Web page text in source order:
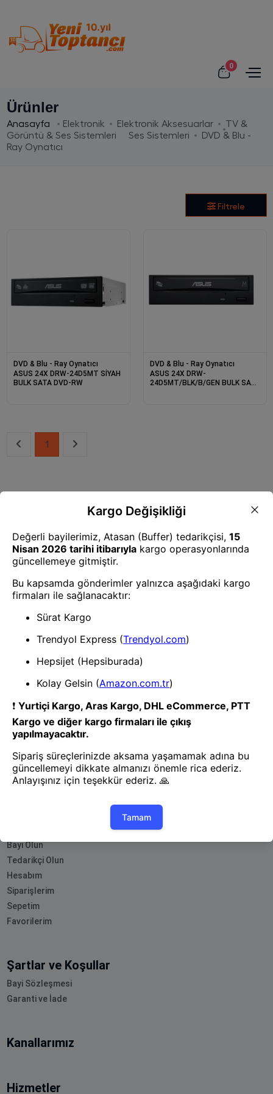
0
Ürünler
Anasayfa Elektronik Elektronik Aksesuarlar
TV &
Görüntü & Ses Sistemleri
Ses Sistemleri
DVD & Blu -
Ray Oynatıcı
Filtrele
DVD & Blu - Ray Oynatıcı
ASUS 24X DRW-24D5MT SİYAH
BULK SATA DVD-RW
DVD & Blu - Ray Oynatıcı
ASUS 24X DRW-
24D5MT/BLK/B/GEN BULK SATA
1
- Yenilik ve hızı keşfedin, işinizi
Uygulamayı İndir
App Store
Uygulamayı İndir
Google Play
Hakkımızda
Akademi
Bilgi Merkezi
Yete Import
Yete Cargo
Yol Haritamız
Bayi Olun
Tedarikçi Olun
Hesabım
Siparişlerim
Sepetim
Favorilerim
Şartlar ve Koşullar
Bayi Sözleşmesi
Garanti ve İade
Kanallarımız
Hizmetler